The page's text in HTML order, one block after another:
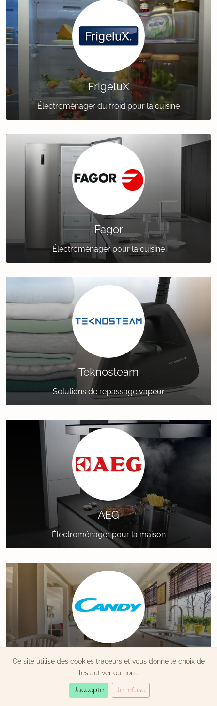
FrigeluX
Électroménager du froid pour la cuisine
Fagor
Électroménager pour la cuisine
Teknosteam
Solutions de repassage vapeur
AEG
Électroménager pour la maison
Candy
Électroménager pour la cuisine
Ce site utilise des cookies traceurs et vous donne le choix de
les activer ou non :
J’accepte Je refuse